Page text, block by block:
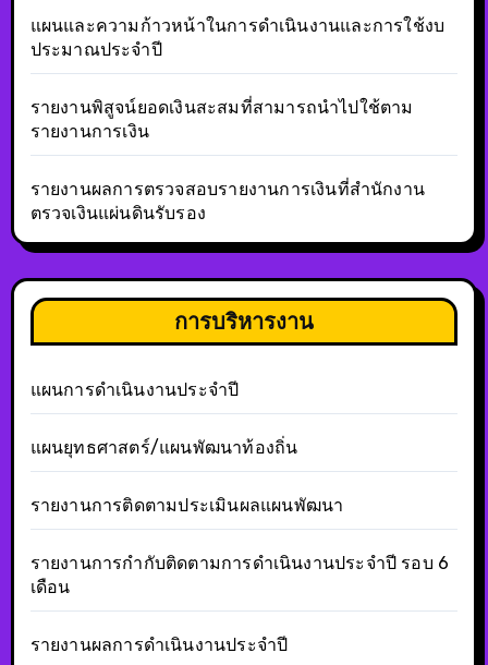
แผนและความก้าวหน้าในการดำเนินงานและการใช้งบ
ประมาณประจำปี
รายงานพิสูจน์ยอดเงินสะสมที่สามารถนำไปใช้ตาม
รายงานการเงิน
รายงานผลการตรวจสอบรายงานการเงินที่สำนักงาน
ตรวจเงินแผ่นดินรับรอง
การบริหารงาน
แผนการดำเนินงานประจำปี
แผนยุทธศาสตร์/แผนพัฒนาท้องถิ่น
รายงานการติดตามประเมินผลแผนพัฒนา
รายงานการกำกับติดตามการดำเนินงานประจำปี รอบ 6
เดือน
รายงานผลการดำเนินงานประจำปี